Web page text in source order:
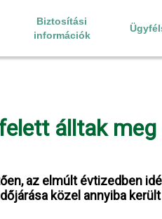
Biztosítási
információk
álltak meg
az elmúlt évtizedben
közel annyiba